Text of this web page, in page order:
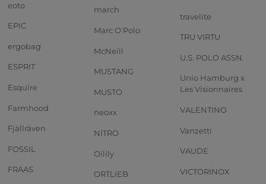
eoto
EPIC
ergobag
ESPRIT
Esquire
Farmhood
Fjällräven
FOSSIL
FRAAS
march
Marc O'Polo
McNeill
MUSTANG
MUSTO
neoxx
NITRO
Oilily
ORTLIEB
travelite
TRU VIRTU
U.S. POLO ASSN.
Unio Hamburg x
Les Visionnaires
VALENTINO
Vanzetti
VAUDE
VICTORINOX